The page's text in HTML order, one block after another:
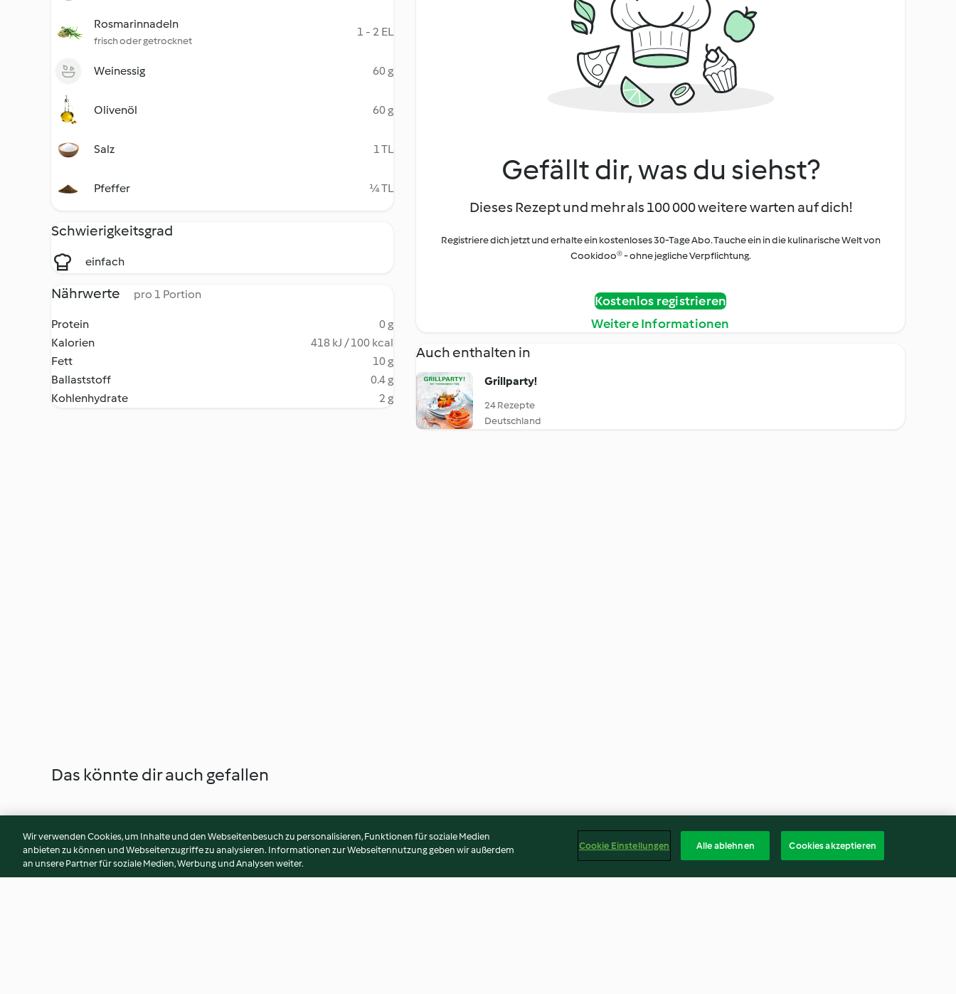
Rosmarinnadeln
frisch oder getrocknet
1 - 2 EL
Weinessig 60 g
Olivenöl 60 g
Salz 1 TL
Pfeffer ¼ TL
Schwierigkeitsgrad
einfach
Nährwerte pro 1 Portion
Protein
0 g
Kalorien
418 kJ / 100 kcal
Fett
10 g
Ballaststoff
0.4 g
Kohlenhydrate
2 g
Gefällt dir, was du siehst?
Dieses Rezept und mehr als 100 000 weitere warten auf dich!
Registriere dich jetzt und erhalte ein kostenloses 30-Tage Abo. Tauche ein in die kulinarische Welt von
Cookidoo® - ohne jegliche Verpflichtung.
Kostenlos registrieren
Weitere Informationen
Auch enthalten in
Grillparty!
24 Rezepte
Deutschland
Das könnte dir auch gefallen
Wir verwenden Cookies, um Inhalte und den Webseitenbesuch zu personalisieren, Funktionen für soziale Medien
anbieten zu können und Webseitenzugriffe zu analysieren. Informationen zur Webseitennutzung geben wir außerdem
an unsere Partner für soziale Medien, Werbung und Analysen weiter.
Cookie Einstellungen Alle ablehnen Cookies akzeptieren